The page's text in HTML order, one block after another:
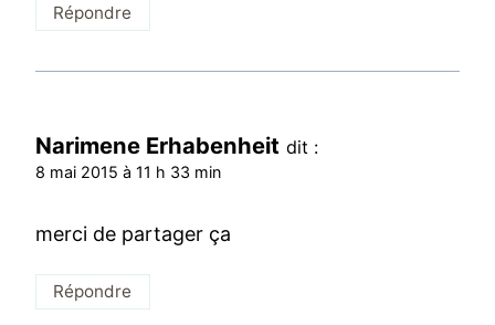
Répondre
Narimene Erhabenheit dit :
8 mai 2015 à 11 h 33 min
merci de partager ça
Répondre